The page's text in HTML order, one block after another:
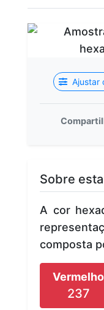
Ajustar
Sobre
A cor
composta
Vermelho
237